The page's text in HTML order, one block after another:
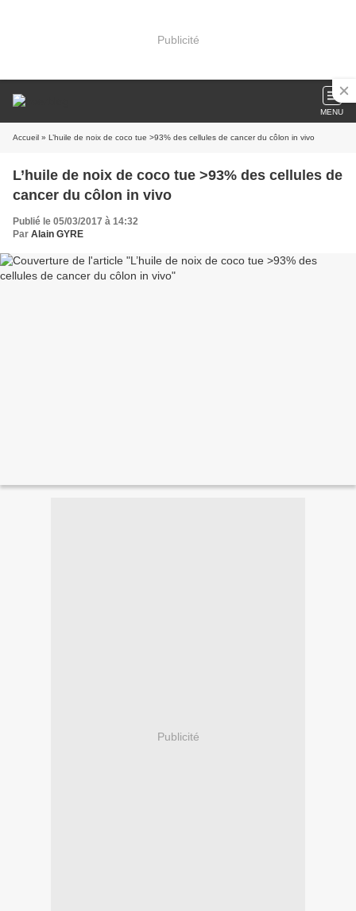
Publicité
MENU
Accueil » L’huile de noix de coco tue >93% des cellules de cancer du côlon in vivo
L’huile de noix de coco tue >93% des cellules de
cancer du côlon in vivo
Publié le 05/03/2017 à 14:32
Par Alain GYRE
Publicité